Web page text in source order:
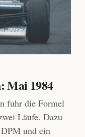
Mai 1984
fuhr die Formel
Läufe. Dazu
und ein